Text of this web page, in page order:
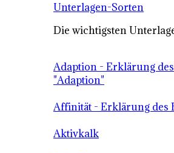
Unterlagen-Sorten
Die wichtigsten
Adaption - Erklärung
"Adaption"
Affinität - Erklärung des
Aktivkalk